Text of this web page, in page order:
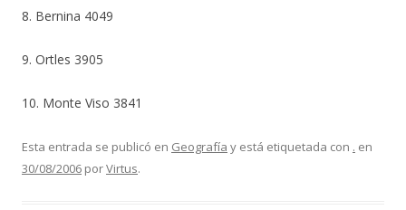
8. Bernina 4049
9. Ortles 3905
10. Monte Viso 3841
Esta entrada se publicó en Geografía y está etiquetada con . en
30/08/2006 porVirtus.